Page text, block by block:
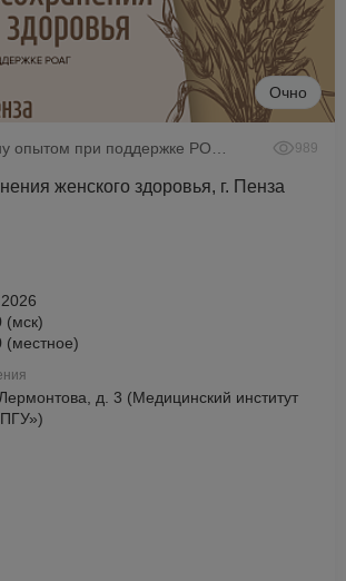
Очно
989
женского здоровья, г. Пенза
(мск)
д. 3 (Медицинский институт